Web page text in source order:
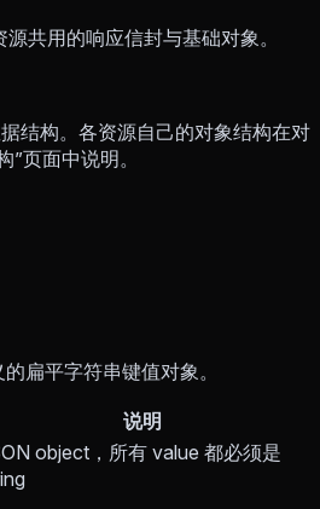
共用的响应信封与基础对象。
结构。各资源自己的对象结构在对
页面中说明。
扁平字符串键值对象。
说明
object，所有 value 都必须是